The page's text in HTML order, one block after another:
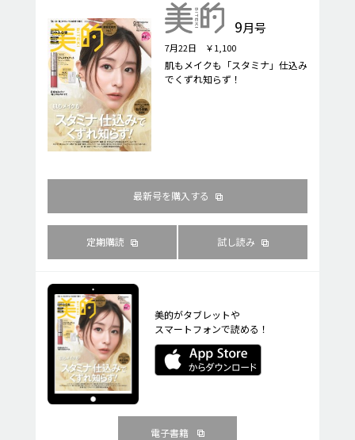
9月号
7月22日 ￥1,100
肌もメイクも「スタミナ」仕込み
でくずれ知らず！
最新号を購入する
定期購読 試し読み
美的がタブレットや
スマートフォンで読める！
電子書籍